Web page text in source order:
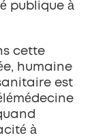
publique à
cette
humaine
est
à